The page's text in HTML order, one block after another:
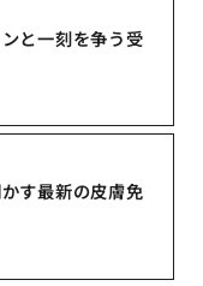
と一刻を争う受
す最新の皮膚免